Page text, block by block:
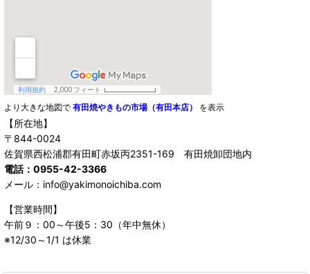
より大きな地図で 有田焼やきもの市場（有田本店） を表示
【所在地】
〒844-0024
佐賀県西松浦郡有田町赤坂丙2351-169 有田焼卸団地内
電話：0955-42-3366
メール：info@yakimonoichiba.com
【営業時間】
午前９：00～午後5：30（年中無休）
※12/30～1/1 は休業